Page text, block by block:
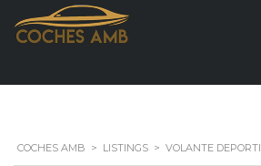
COCHES AMB > LISTINGS > VOLANTE